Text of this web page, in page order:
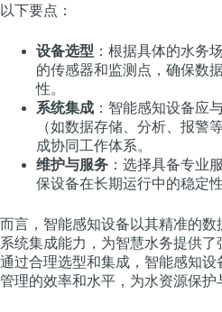
以下要点：
设备选型 ：根据具体的水务
的传感器和监测点，确保数
性。
系统集成 ：智能感知设备应
（如数据存储、分析、报警
成协同工作体系。
维护与服务 ：选择具备专业
保设备在长期运行中的稳定
而言，智能感知设备以其精准的数
系统集成能力，为智慧水务提供了
通过合理选型和集成，智能感知设
管理的效率和水平，为水资源保护